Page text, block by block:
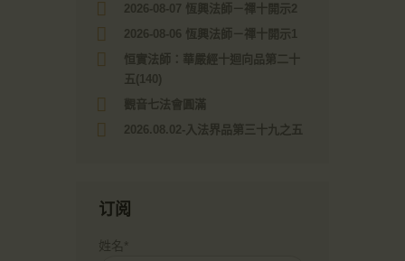
2026-08-07 恆興法師－禪十開示2
2026-08-06 恆興法師－禪十開示1
恒實法師：華嚴經十迴向品第二十
五(140)
觀音七法會圓滿
2026.08.02-入法界品第三十九之五
订阅
姓名*